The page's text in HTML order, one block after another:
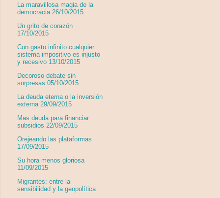
La maravillosa magia de la
democracia 26/10/2015
Un grito de corazón
17/10/2015
Con gasto infinito cualquier
sistema impositivo es injusto
y recesivo 13/10/2015
Decoroso debate sin
sorpresas 05/10/2015
La deuda eterna o la inversión
externa 29/09/2015
Mas deuda para financiar
subsidios 22/09/2015
Orejeando las plataformas
17/09/2015
Su hora menos gloriosa
11/09/2015
Migrantes: entre la
sensibilidad y la geopolítica